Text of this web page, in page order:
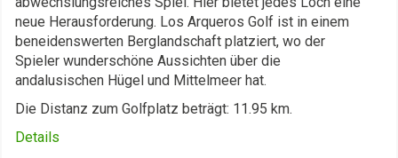
neue Herausforderung. Los Arqueros Golf ist in einem
beneidenswerten Berglandschaft platziert, wo der
Spieler wunderschöne Aussichten über die
andalusischen Hügel und Mittelmeer hat.
Die Distanz zum Golfplatz beträgt: 11.95 km.
Details